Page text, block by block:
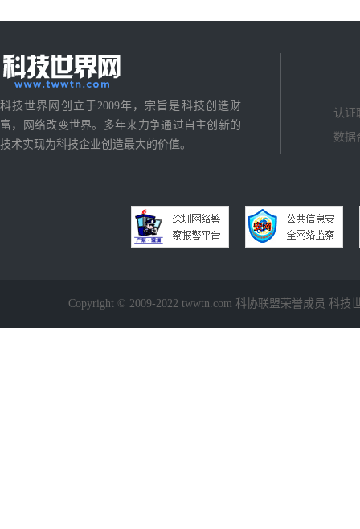
科技世界网创立于2009年，宗旨是科技创造财
富，网络改变世界。多年来力争通过自主创新的
技术实现为科技企业创造最大的价值。
认证
数据
Copyright © 2009-2022 twwtn.com 科协联盟荣誉成员 科